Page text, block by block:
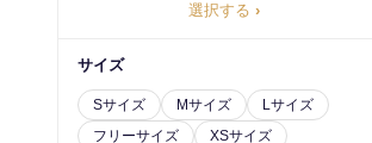
選択する ›
サイズ
Sサイズ Mサイズ
Lサイズ
フリーサイズ
XSサイズ